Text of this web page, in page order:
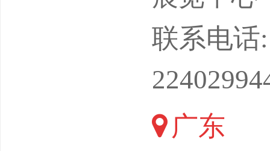
件、数
量、模
创新技
洞察市
联系电话
广东